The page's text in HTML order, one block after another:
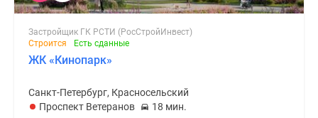
Застройщик ГК РСТИ (РосСтройИнвест)
Строится
Есть сданные
ЖК «Кинопарк»
Санкт-Петербург, Красносельский
Проспект Ветеранов
18 мин.